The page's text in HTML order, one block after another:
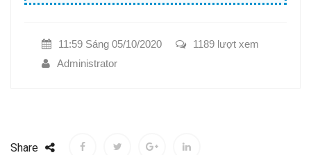
11:59 Sáng 05/10/2020
1189 lượt xem
Administrator
Share